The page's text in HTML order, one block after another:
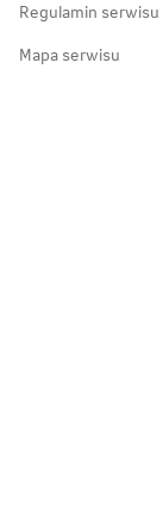
Regulamin serwisu
Mapa serwisu